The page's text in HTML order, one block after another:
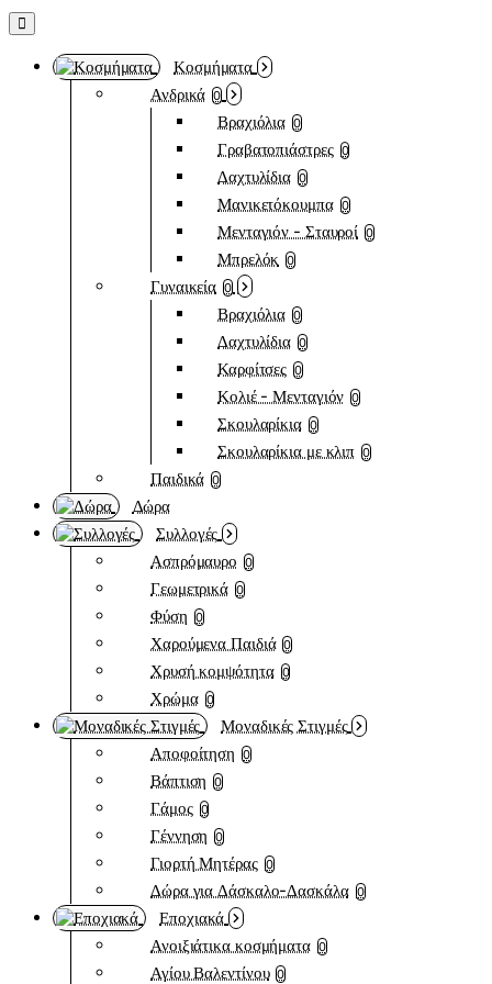
Κοσμήματα
Ανδρικά 0
Βραχιόλια 0
Γραβατοπιάστρες 0
Δαχτυλίδια 0
Μανικετόκουμπα 0
Μενταγιόν - Σταυροί 0
Μπρελόκ 0
Γυναικεία 0
Βραχιόλια 0
Δαχτυλίδια 0
Καρφίτσες 0
Κολιέ - Μενταγιόν 0
Σκουλαρίκια 0
Σκουλαρίκια με κλιπ 0
Παιδικά 0
Δώρα
Συλλογές
Ασπρόμαυρο 0
Γεωμετρικά 0
Φύση 0
Χαρούμενα Παιδιά 0
Χρυσή κομψότητα 0
Χρώμα 0
Μοναδικές Στιγμές
Αποφοίτηση 0
Βάπτιση 0
Γάμος 0
Γέννηση 0
Γιορτή Μητέρας 0
Δώρα για Δάσκαλο-Δασκάλα 0
Εποχιακά
Ανοιξιάτικα κοσμήματα 0
Αγίου Βαλεντίνου 0